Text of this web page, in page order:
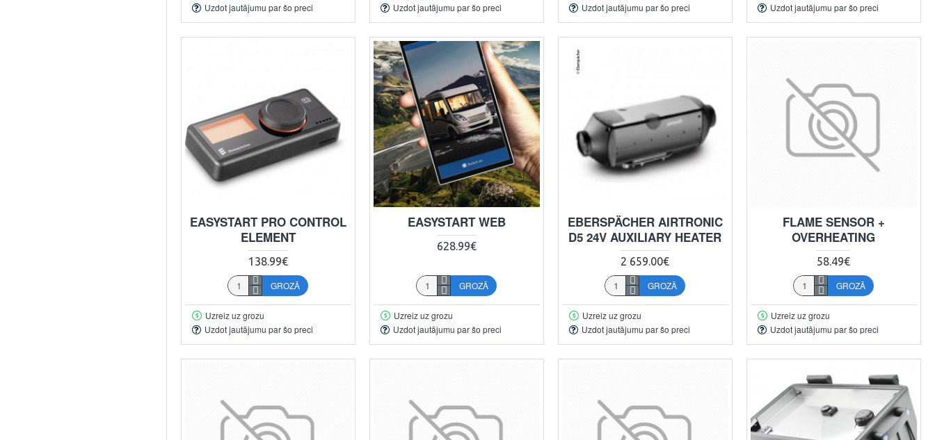
Uzdot jautājumu par šo preci
Uzdot jautājumu par šo preci
Uzdot jautājumu par šo preci
Uzdot jautājumu par šo preci
EASYSTART PRO CONTROL
ELEMENT
138.99€
GROZĀ
Uzreiz uz grozu
Uzdot jautājumu par šo preci
EASYSTART WEB
628.99€
GROZĀ
Uzreiz uz grozu
Uzdot jautājumu par šo preci
EBERSPÄCHER AIRTRONIC
D5 24V AUXILIARY HEATER
2 659.00€
GROZĀ
Uzreiz uz grozu
Uzdot jautājumu par šo preci
FLAME SENSOR +
OVERHEATING
58.49€
GROZĀ
Uzreiz uz grozu
Uzdot jautājumu par šo preci